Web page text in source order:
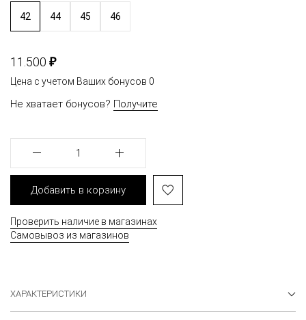
42 44 45 46
11.500 ₽
Цена с учетом Ваших бонусов 0
Не хватает бонусов? Получите
1
Добавить в корзину
Проверить наличие в магазинах
Самовывоз из магазинов
ХАРАКТЕРИСТИКИ